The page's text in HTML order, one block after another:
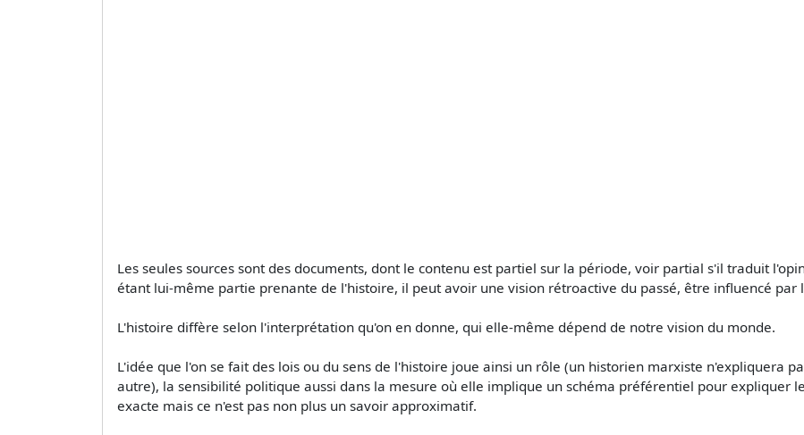
Les seules sources sont des documents, dont le contenu est partiel sur la période, voir partial s'il traduit
étant lui-même partie prenante de l'histoire, il peut avoir une vision rétroactive du passé, être influencé par
L'histoire diffère selon l'interprétation qu'on en donne, qui elle-même dépend de notre vision du monde.
L'idée que l'on se fait des lois ou du sens de l'histoire joue ainsi un rôle (un historien marxiste n'expliquera
autre), la sensibilité politique aussi dans la mesure où elle implique un schéma préférentiel pour expliquer
exacte mais ce n'est pas non plus un savoir approximatif.